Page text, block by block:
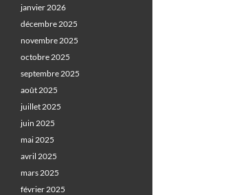
janvier 2026
décembre 2025
novembre 2025
octobre 2025
septembre 2025
août 2025
juillet 2025
juin 2025
mai 2025
avril 2025
mars 2025
février 2025